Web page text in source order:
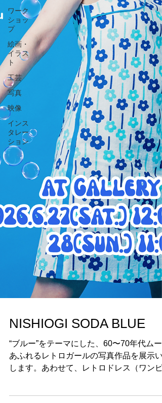
ワーク
ショッ
プ
絵画・
イラス
ト
工芸
写真
映像
インス
タレー
ション
NISHIOGI SODA BLUE
“ブルー”をテーマにした、60〜70年代ムー
あふれるレトロガールの写真作品を展示い
ス）やレトロアクセサリーの展示販売も行